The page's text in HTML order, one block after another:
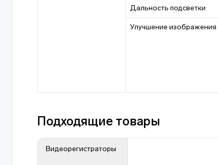
Дальность подсветки
Улучшение изображения
Подходящие товары
Видеорегистраторы